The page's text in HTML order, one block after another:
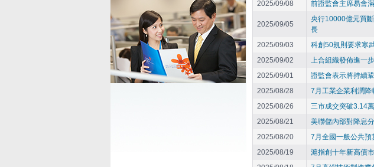
2025/09/08
前證監會主席易會
2025/09/05
央行10000億元買
長
2025/09/03
科創50規則要求寒
2025/09/02
上合組織發佈進一
2025/09/01
證監會表示將持續
2025/08/28
7月工業企業利潤
2025/08/26
三市成交突破3.14
2025/08/21
美聯儲內部對降息
2025/08/20
7月全國一般公共
2025/08/19
滬指創十年新高債